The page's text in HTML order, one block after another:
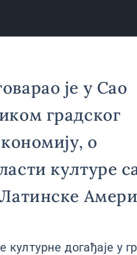
је у Сао
градског
о
културе
догађаје у